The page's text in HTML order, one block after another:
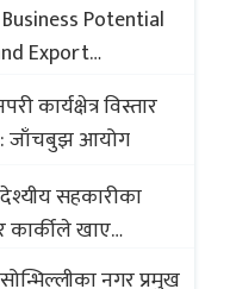
Potential
Export
of Nepali Sweets
to
कार्यक्षेत्र विस्तार
: जाँचबुझ आयोग
सहकारीका
कार्कीले खाए
बचत
नगर प्रमुख